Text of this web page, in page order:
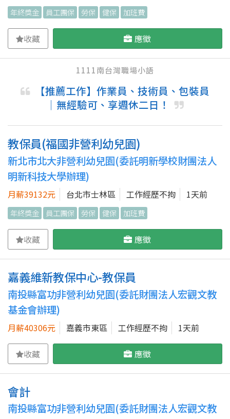
年終獎金 員工團保 勞保 健保 加班費
收藏 應徵
1111南台灣職場小語
【推薦工作】作業員、技術員、包裝員
｜無經驗可、享週休二日！
教保員(福國非營利幼兒園)
新北市北大非營利幼兒園(委託明新學校財團法人
明新科技大學辦理)
月薪39132元 台北市士林區 工作經歷不拘 1天前
年終獎金 員工團保 勞保 健保 加班費
收藏 應徵
嘉義維新教保中心-教保員
南投縣富功非營利幼兒園(委託財團法人宏觀文教
基金會辦理)
月薪40306元 嘉義市東區 工作經歷不拘 1天前
收藏 應徵
會計
南投縣富功非營利幼兒園(委託財團法人宏觀文教